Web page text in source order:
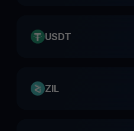
USDT
ZIL